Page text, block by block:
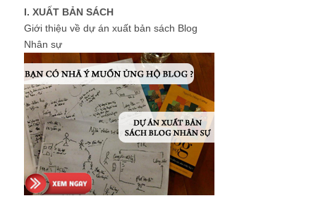
I. XUẤT BẢN SÁCH
Giới thiệu về dự án xuất bản sách Blog
Nhân sự